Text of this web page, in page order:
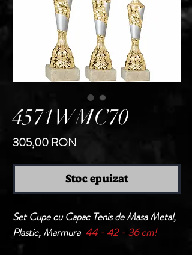
4571WMC70
305,00 RON
Stoc epuizat
Set Cupe cu Capac Tenis de Masa Metal,
Plastic, Marmura 44 - 42 - 36 cm!